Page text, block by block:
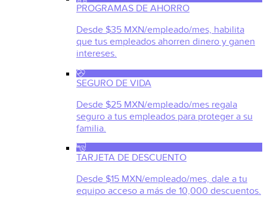
PROGRAMAS DE AHORRO
Desde $35 MXN/empleado/mes, habilita
que tus empleados ahorren dinero y ganen
intereses.
SEGURO DE VIDA
Desde $25 MXN/empleado/mes regala
seguro a tus empleados para proteger a su
familia.
TARJETA DE DESCUENTO
Desde $15 MXN/empleado/mes, dale a tu
equipo acceso a más de 10,000 descuentos.